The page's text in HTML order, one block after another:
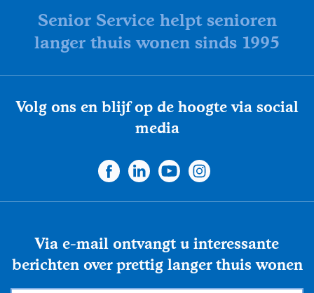
Senior Service helpt senioren
langer thuis wonen sinds 1995
Volg ons en blijf op de hoogte via social
media
Via e-mail ontvangt u interessante
berichten over prettig langer thuis wonen